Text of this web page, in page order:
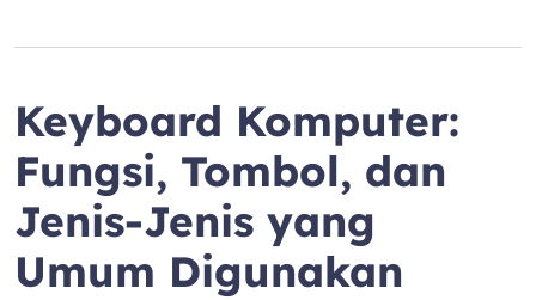
Keyboard Komputer:
Fungsi, Tombol, dan
Jenis-Jenis yang
Umum Digunakan